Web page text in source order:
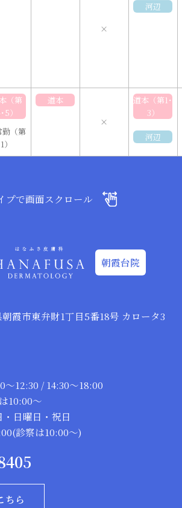
×
河辺
（第
5）
勤（第
1）
道本
×
道本（第1･
3）
河辺
プで画面スクロール
朝霞台院
霞市東弁財1丁目5番18号 カロータ3
～12:30 / 14:30～18:00
10:00～
・日曜日・祝日
診察は10:00～)
ちら